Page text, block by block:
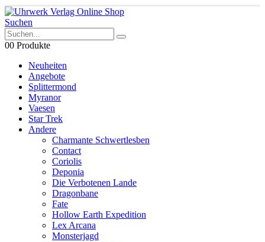
Suchen
00 Produkte
Neuheiten
Angebote
Splittermond
Myranor
Vaesen
Star Trek
Andere
Charmante Schwertlesben
Contact
Coriolis
Deponia
Die Verbotenen Lande
Dragonbane
Fate
Hollow Earth Expedition
Lex Arcana
Monsterjagd